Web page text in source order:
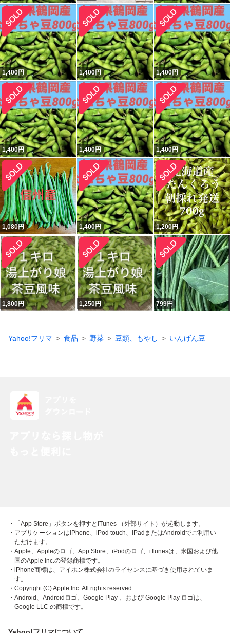
1,400円 1,400円 1,400円
1,400円 1,400円 1,400円
1,080円 1,400円 1,200円
1,800円 1,250円 799円
Yahoo!フリマ 食品 野菜 豆類、もやし いんげん豆
・「App Store」ボタンを押すとiTunes （外部サイト）が起動します。
・アプリケーションはiPhone、iPod touch、iPadまたはAndroidでご利用い
ただけます。
・Apple、Appleのロゴ、App Store、iPodのロゴ、iTunesは、米国および他
国のApple Inc.の登録商標です。
・iPhone商標は、アイホン株式会社のライセンスに基づき使用されていま
す。
・Copyright (C) Apple Inc. All rights reserved.
・Android、Androidロゴ、Google Play 、および Google Play ロゴは、
Google LLC の商標です。